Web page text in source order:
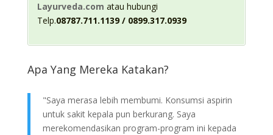
Layurveda.com atau hubungi
Telp.08787.711.1139 / 0899.317.0939
Apa Yang Mereka Katakan?
"Saya merasa lebih membumi. Konsumsi aspirin
untuk sakit kepala pun berkurang. Saya
merekomendasikan program-program ini kepada